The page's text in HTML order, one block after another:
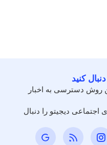
کنید
روش دسترسی به اخبار
اجتماعی دیجیتو را دنبال